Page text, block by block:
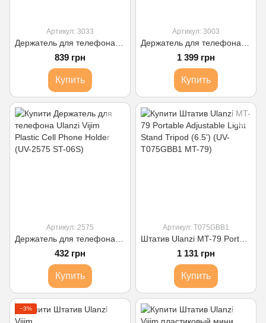
Артикул: 3033
839 грн
Купить
Артикул: 3003
1 399 грн
Купить
Артикул: 2575
432 грн
Купить
Артикул: T075GBB1
1 131 грн
Купить
−3%